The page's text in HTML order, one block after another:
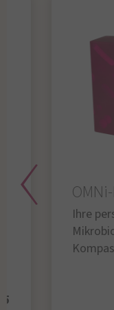
Ihre